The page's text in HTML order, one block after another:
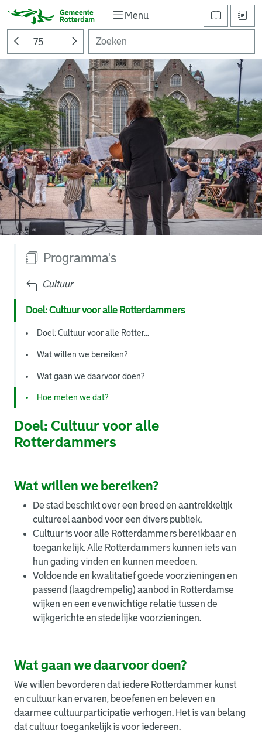
Menu
Programma's
Cultuur
Doel: Cultuur voor alle Rotterdammers
Doel: Cultuur voor alle Rotter...
Wat willen we bereiken?
Wat gaan we daarvoor doen?
Hoe meten we dat?
Doel: Cultuur voor alle
Rotterdammers
Wat willen we bereiken?
De stad beschikt over een breed en aantrekkelijk
cultureel aanbod voor een divers publiek.
Cultuur is voor alle Rotterdammers bereikbaar en
toegankelijk. Alle Rotterdammers kunnen iets van
hun gading vinden en kunnen meedoen.
Voldoende en kwalitatief goede voorzieningen en
passend (laagdrempelig) aanbod in Rotterdamse
wijken en een evenwichtige relatie tussen de
wijkgerichte en stedelijke voorzieningen.
Wat gaan we daarvoor doen?
We willen bevorderen dat iedere Rotterdammer kunst
en cultuur kan ervaren, beoefenen en beleven en
daarmee cultuurparticipatie verhogen. Het is van belang
dat cultuur toegankelijk is voor iedereen.